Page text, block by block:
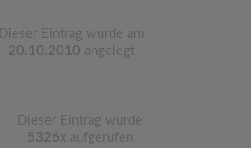
Dieser Eintrag wurde am
20.10.2010 angelegt
Dieser Eintrag wurde
5326x aufgerufen